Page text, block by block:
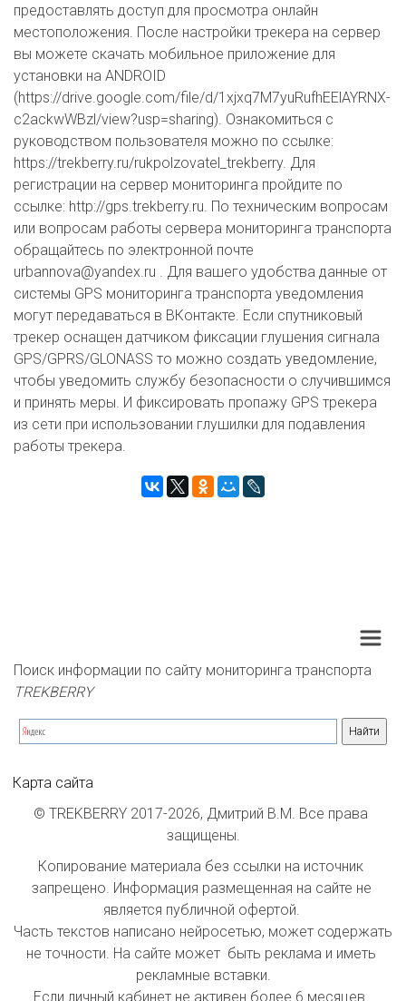
предоставлять доступ для просмотра онлайн
местоположения. После настройки трекера на сервер
вы можете скачать мобильное приложение для
установки на ANDROID
(https://drive.google.com/file/d/1xjxq7M7yuRufhEElAYRNX-
c2ackwWBzl/view?usp=sharing). Ознакомиться с
руководством пользователя можно по ссылке:
https://trekberry.ru/rukpolzovatel_trekberry. Для
регистрации на сервер мониторинга пройдите по
ссылке: http://gps.trekberry.ru. По техническим вопросам
или вопросам работы сервера мониторинга транспорта
обращайтесь по электронной почте
urbannova@yandex.ru . Для вашего удобства данные от
системы GPS мониторинга транспорта уведомления
могут передаваться в ВКонтакте. Если спутниковый
трекер оснащен датчиком фиксации глушения сигнала
GPS/GPRS/GLONASS то можно создать уведомление,
чтобы уведомить службу безопасности о случившимся
и принять меры. И фиксировать пропажу GPS трекера
из сети при использовании глушилки для подавления
работы трекера.
Поиск информации по сайту мониторинга транспорта
TREKBERRY
Карта сайта
© TREKBERRY 2017-2026, Дмитрий В.М. Все права
защищены.
Копирование материала без ссылки на источник
запрещено. Информация размещенная на сайте не
является публичной офертой.
Часть текстов написано нейросетью, может содержать
не точности. На сайте может  быть реклама и иметь
рекламные вставки.
Если личный кабинет не активен более 6 месяцев